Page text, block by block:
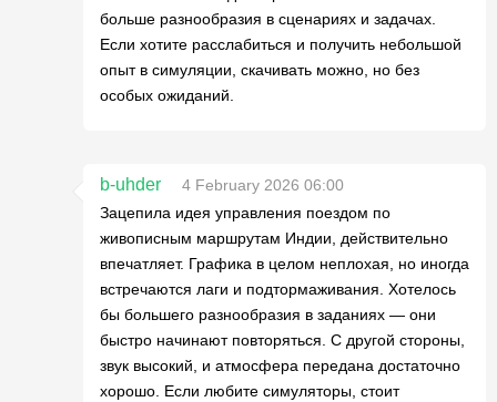
больше разнообразия в сценариях и задачах.
Если хотите расслабиться и получить небольшой
опыт в симуляции, скачивать можно, но без
особых ожиданий.
b-uhder
4 February 2026 06:00
Зацепила идея управления поездом по
живописным маршрутам Индии, действительно
впечатляет. Графика в целом неплохая, но иногда
встречаются лаги и подтормаживания. Хотелось
бы большего разнообразия в заданиях — они
быстро начинают повторяться. С другой стороны,
звук высокий, и атмосфера передана достаточно
хорошо. Если любите симуляторы, стоит